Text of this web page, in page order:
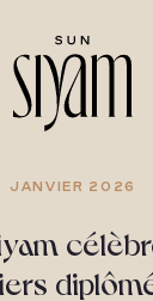
JANVIER 2026